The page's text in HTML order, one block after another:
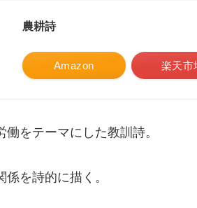
農耕詩
Amazon 楽天市
働をテーマにした教訓詩。
係を詩的に描く。